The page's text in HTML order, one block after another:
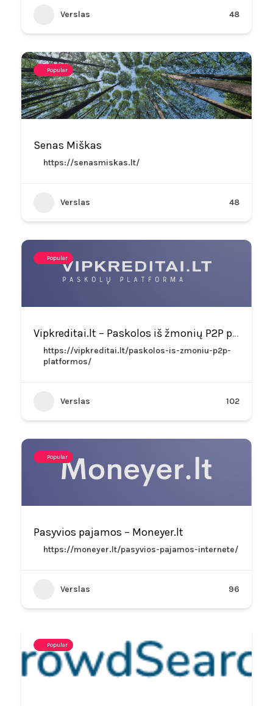
Verslas 48
Popular
Senas Miškas
https://senasmiskas.lt/
Verslas 48
Popular
Vipkreditai.lt – Paskolos iš žmonių P2P platformose
https://vipkreditai.lt/paskolos-is-zmoniu-p2p-
platformos/
Verslas 102
Popular
Pasyvios pajamos – Moneyer.lt
https://moneyer.lt/pasyvios-pajamos-internete/
Verslas 96
Popular